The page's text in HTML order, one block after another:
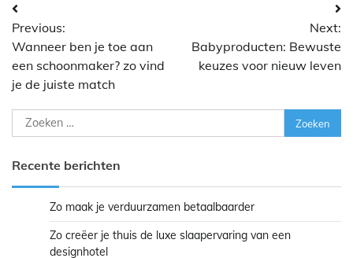
Bericht
navigatie
Previous:
Wanneer ben je toe aan
een schoonmaker? zo vind
je de juiste match
Next:
Babyproducten: Bewuste
keuzes voor nieuw leven
Zoeken
naar:
Recente berichten
Zo maak je verduurzamen betaalbaarder
Zo creëer je thuis de luxe slaapervaring van een
designhotel